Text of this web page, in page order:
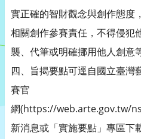
實正確的智財觀念與創作態度
相關創作參賽責任，不得侵犯
襲、代筆或明確挪用他人創意
四、旨揭要點可逕自國立臺灣
賽官
網(https://web.arte.gov.tw/
新消息或「實施要點」專區下載